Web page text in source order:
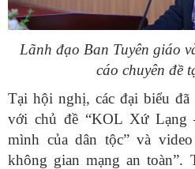
Lãnh đạo Ban Tuyên giáo
cáo chuyên đề
Tại hội nghị, các đại biểu
với chủ đề “KOL Xứ
mình của dân tộc” và
không gian mạng an toàn”.